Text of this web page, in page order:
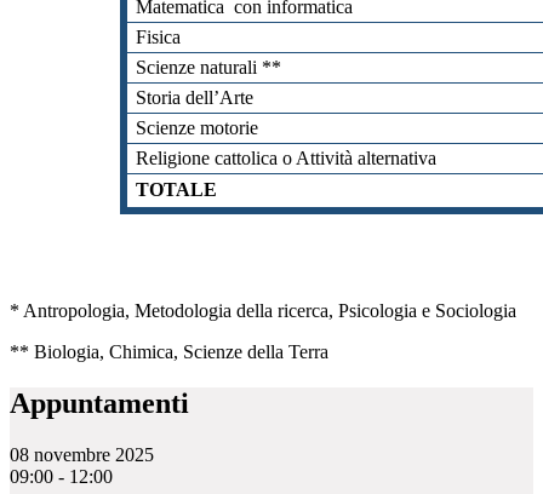
Matematica con informatica
Fisica
Scienze naturali **
Storia dell’Arte
Scienze motorie
Religione cattolica o Attività alternativa
TOTALE
* Antropologia, Metodologia della ricerca, Psicologia e Sociologia
** Biologia, Chimica, Scienze della Terra
Appuntamenti
08 novembre 2025
09:00 - 12:00